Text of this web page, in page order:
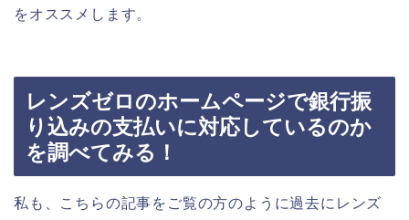
をオススメします。
レンズゼロのホームページで銀行振
り込みの支払いに対応しているのか
を調べてみる！
私も、こちらの記事をご覧の方のように過去にレンズ